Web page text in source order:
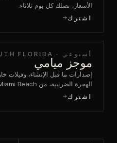
الأسعار، تصلك كل يوم ثلاثاء.
اشترك
أسبوعي · SOUTH FLORIDA
موجز ميامي
إصدارات ما قبل الإنشاء، وفيلات
الهجرة الضريبية، من Miami Beach إلى Palm Beach.
اشترك